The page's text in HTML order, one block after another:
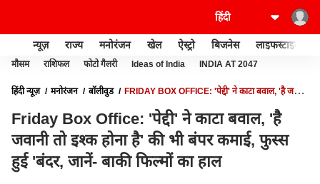
न्यूज़ राज्य मनोरंजन खेल ऐस्ट्रो बिजनेस लाइफस्टाइल
मौसम राशिफल फोटो गैलरी Ideas of India INDIA AT 2047
हिंदी न्यूज़ मनोरंजन बॉलीवुड
FRIDAY BOX OFFICE: 'पेद्दी' ने काटा बवाल, 'है जवानी
Friday Box Office: 'पेद्दी' ने काटा बवाल, 'है
जवानी तो इश्क होना है' की भी बंपर कमाई, फुस्स
हुई 'बंदर, जानें- बाकी फिल्मों का हाल